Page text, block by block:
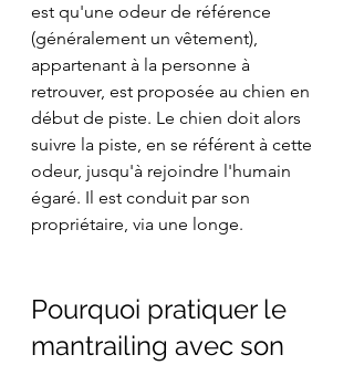
est qu'une odeur de référence
(généralement un vêtement),
appartenant à la personne à
retrouver, est proposée au chien en
début de piste. Le chien doit alors
suivre la piste, en se référent à cette
odeur, jusqu'à rejoindre l'humain
égaré. Il est conduit par son
propriétaire, via une longe.
Pourquoi pratiquer le
mantrailing avec son